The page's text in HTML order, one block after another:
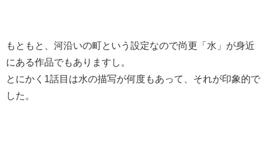
もともと、河沿いの町という設定なので尚更「水」が身近
にある作品でもありますし。
とにかく1話目は水の描写が何度もあって、それが印象的で
した。